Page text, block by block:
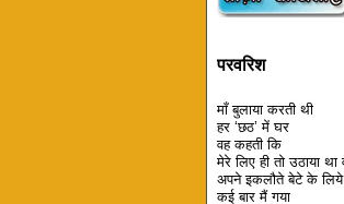
परवरिश
माँ बुलाया करती थी
हर ‘छठ’ में घर
वह कहती कि
मेरे लिए ही तो उठाया था
अपने इकलौते बेटे के
कई बार मैं गया